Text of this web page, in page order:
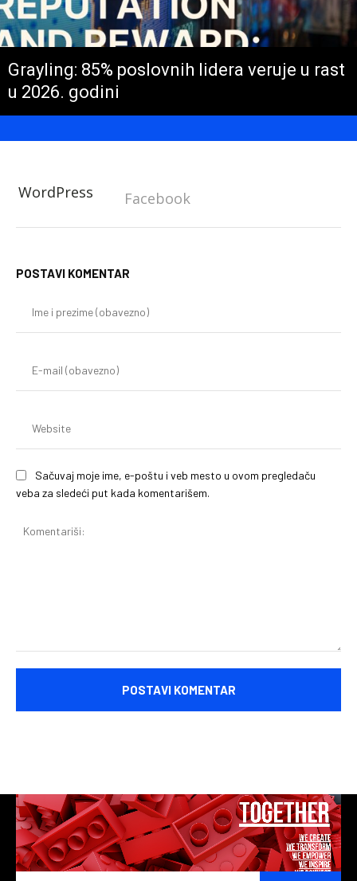
Grayling: 85% poslovnih lidera veruje u rast
u 2026. godini
WordPress Facebook
POSTAVI KOMENTAR
Sačuvaj moje ime, e-poštu i veb mesto u ovom pregledaču
veba za sledeći put kada komentarišem.